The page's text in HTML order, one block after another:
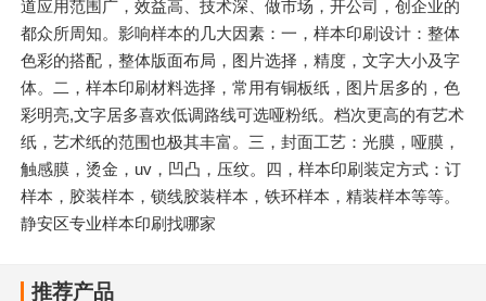
道应用范围广，效益高、技术深、做市场，开公司，创企业的
都众所周知。影响样本的几大因素：一，样本印刷设计：整体
色彩的搭配，整体版面布局，图片选择，精度，文字大小及字
体。二，样本印刷材料选择，常用有铜板纸，图片居多的，色
彩明亮,文字居多喜欢低调路线可选哑粉纸。档次更高的有艺术
纸，艺术纸的范围也极其丰富。三，封面工艺：光膜，哑膜，
触感膜，烫金，uv，凹凸，压纹。四，样本印刷装定方式：订
样本，胶装样本，锁线胶装样本，铁环样本，精装样本等等。
静安区专业样本印刷找哪家
推荐产品